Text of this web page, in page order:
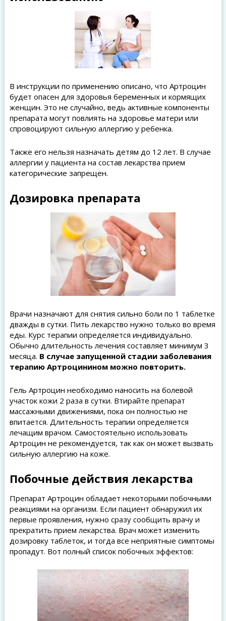
В инструкции по применению описано, что Артроцин
будет опасен для здоровья беременных и кормящих
женщин. Это не случайно, ведь активные компоненты
препарата могут повлиять на здоровье матери или
спровоцируют сильную аллергию у ребенка.
Также его нельзя назначать детям до 12 лет. В случае
аллергии у пациента на состав лекарства прием
категорические запрещен.
Дозировка препарата
Врачи назначают для снятия сильно боли по 1 таблетке
дважды в сутки. Пить лекарство нужно только во время
еды. Курс терапии определяется индивидуально.
Обычно длительность лечения составляет минимум 3
месяца. В случае запущенной стадии заболевания
терапию Артроцинином можно повторить.
Гель Артроцин необходимо наносить на болевой
участок кожи 2 раза в сутки. Втирайте препарат
массажными движениями, пока он полностью не
впитается. Длительность терапии определяется
лечащим врачом. Самостоятельно использовать
Артроцин не рекомендуется, так как он может вызвать
сильную аллергию на коже.
Побочные действия лекарства
Препарат Артроцин обладает некоторыми побочными
реакциями на организм. Если пациент обнаружил их
первые проявления, нужно сразу сообщить врачу и
прекратить прием лекарства. Врач может изменить
дозировку таблеток, и тогда все неприятные симптомы
пропадут. Вот полный список побочных эффектов: